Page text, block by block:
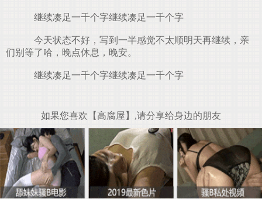
继续凑足一千个字继续凑足一千个字
今天状态不好，写到一半感觉不太顺明天再继续，亲
们别等了哈，晚点休息，晚安。
继续凑足一千个字继续凑足一千个字
如果您喜欢【高腐屋】,请分享给身边的朋友